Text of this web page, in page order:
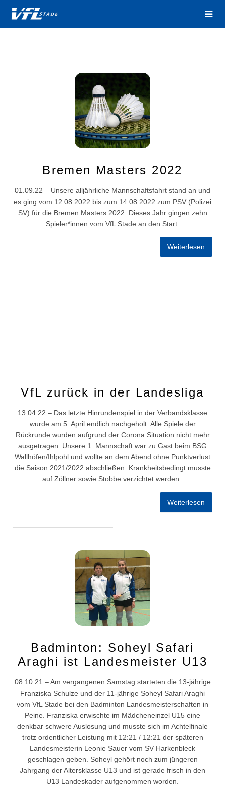
Bremen Masters 2022
01.09.22 – Unsere alljährliche Mannschaftsfahrt stand an und
es ging vom 12.08.2022 bis zum 14.08.2022 zum PSV (Polizei
SV) für die Bremen Masters 2022. Dieses Jahr gingen zehn
Spieler*innen vom VfL Stade an den Start.
Weiterlesen
VfL zurück in der Landesliga
13.04.22 – Das letzte Hinrundenspiel in der Verbandsklasse
wurde am 5. April endlich nachgeholt. Alle Spiele der
Rückrunde wurden aufgrund der Corona Situation nicht mehr
ausgetragen. Unsere 1. Mannschaft war zu Gast beim BSG
Wallhöfen/Ihlpohl und wollte an dem Abend ohne Punktverlust
die Saison 2021/2022 abschließen. Krankheitsbedingt musste
auf Zöllner sowie Stobbe verzichtet werden.
Weiterlesen
Badminton: Soheyl Safari
Araghi ist Landesmeister U13
08.10.21 – Am vergangenen Samstag starteten die 13-jährige
Franziska Schulze und der 11-jährige Soheyl Safari Araghi
vom VfL Stade bei den Badminton Landesmeisterschaften in
Peine. Franziska erwischte im Mädcheneinzel U15 eine
denkbar schwere Auslosung und musste sich im Achtelfinale
trotz ordentlicher Leistung mit 12:21 / 12:21 der späteren
Landesmeisterin Leonie Sauer vom SV Harkenbleck
geschlagen geben. Soheyl gehört noch zum jüngeren
Jahrgang der Altersklasse U13 und ist gerade frisch in den
U13 Landeskader aufgenommen worden.